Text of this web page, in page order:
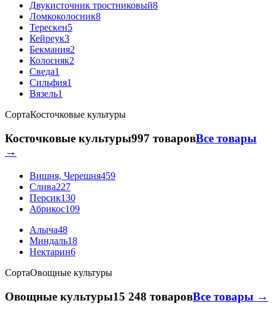
Двукисточник тростниковый8
Ломкоколосник8
Терескен5
Кейреук3
Бекмания2
Колосняк2
Сведа1
Сильфия1
Вязель1
СортаКосточковые культуры
Косточковые культуры997 товаровВсе товары
→
Вишня, Черешня459
Слива227
Персик130
Абрикос109
Алыча48
Миндаль18
Нектарин6
СортаОвощные культуры
Овощные культуры15 248 товаровВсе товары →